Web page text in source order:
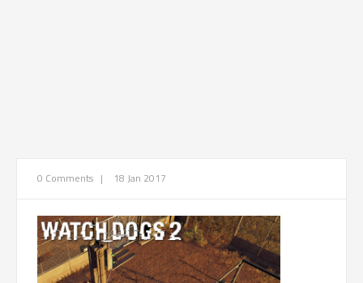
0 Comments | 18 Jan 2017